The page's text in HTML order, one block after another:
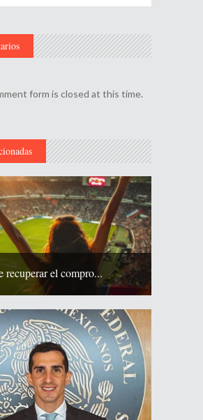
form is closed at this time.
recuperar el compro...